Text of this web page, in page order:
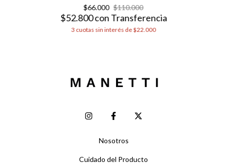
$66.000 $110.000
$52.800conTransferencia
3 cuotas sin interés de$22.000
Nosotros
Cuidado del Producto